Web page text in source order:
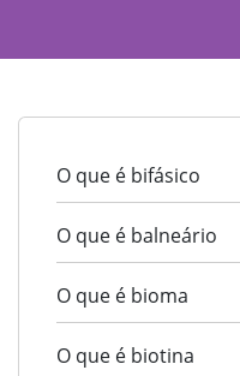
O que é bifásico
O que é balneário
O que é bioma
O que é biotina